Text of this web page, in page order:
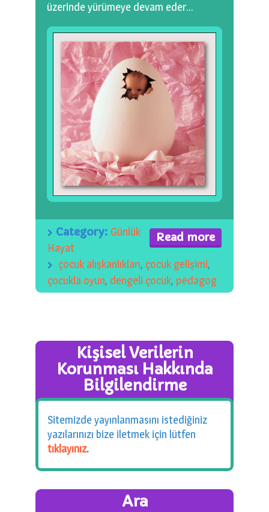
üzerinde yürümeye devam eder…
Read more
Category: Günlük
Hayat
çocuk alışkanlıkları, çocuk gelişimi,
çocukla oyun, dengeli çocuk, pedagog
Kişisel Verilerin
Korunması Hakkında
Bilgilendirme
Sitemizde yayınlanmasını istediğiniz
yazılarınızı bize iletmek için lütfen
tıklayınız.
Ara